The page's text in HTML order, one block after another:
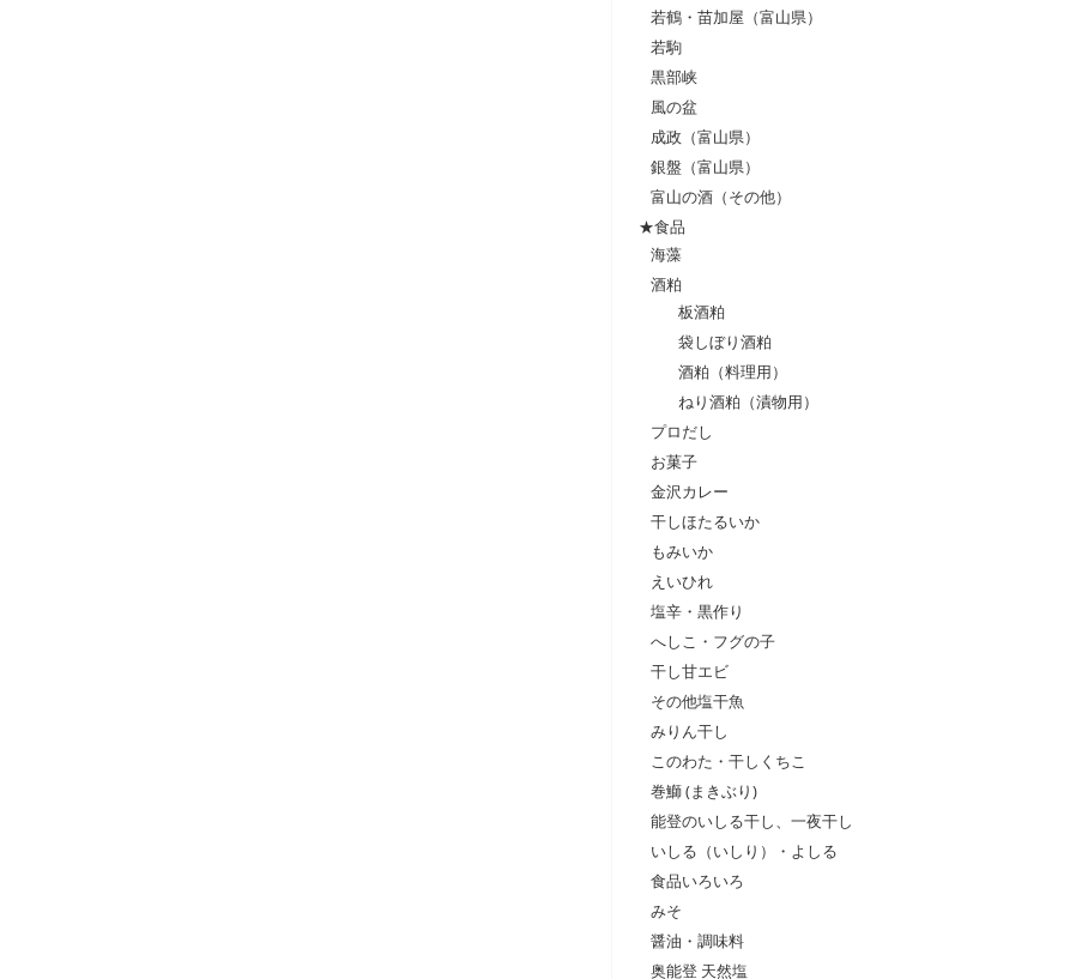
若鶴・苗加屋（富山県）
若駒
黒部峡
風の盆
成政（富山県）
銀盤（富山県）
富山の酒（その他）
★食品
海藻
酒粕
板酒粕
袋しぼり酒粕
酒粕（料理用）
ねり酒粕（漬物用）
プロだし
お菓子
金沢カレー
干しほたるいか
もみいか
えいひれ
塩辛・黒作り
へしこ・フグの子
干し甘エビ
その他塩干魚
みりん干し
このわた・干しくちこ
巻鰤 (まきぶり)
能登のいしる干し、一夜干し
いしる（いしり）・よしる
食品いろいろ
みそ
醤油・調味料
奥能登 天然塩